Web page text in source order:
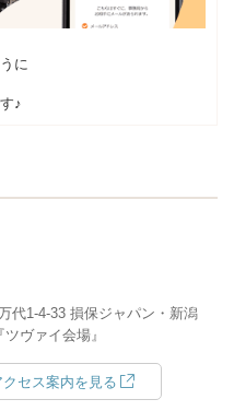
に
♪
代1-4-33 損保ジャパン・新潟
ヴァイ会場』
セス案内を見る